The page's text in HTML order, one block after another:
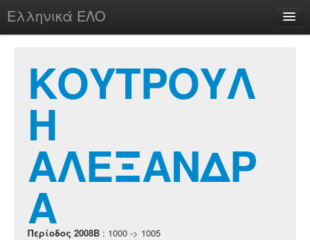
Ελληνικά ΕΛΟ
Login
ΚΟΥΤΡΟΥΛ
Η
ΑΛΕΞΑΝΔΡ
Α
Περίοδος 2008B : 1000 -> 1005